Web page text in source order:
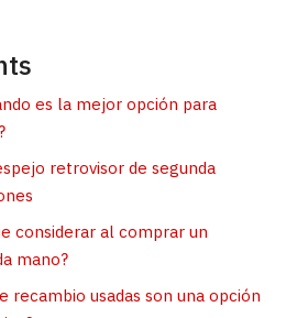
es la mejor opción para
retrovisor de segunda
considerar al comprar un
mano?
recambio usadas son una opción